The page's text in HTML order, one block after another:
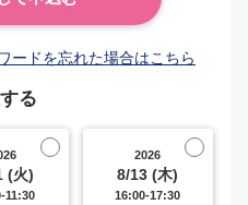
ードを忘れた場合はこちら
る
(火)
11:30
2026
8/13 (木)
16:00-17:30